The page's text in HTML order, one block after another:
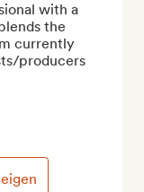
with a
the
currently
producers